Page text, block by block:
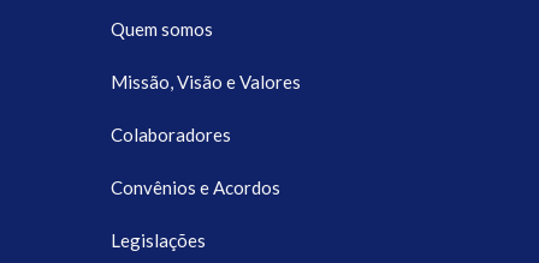
Quem somos
Missão, Visão e Valores
Colaboradores
Convênios e Acordos
Legislações